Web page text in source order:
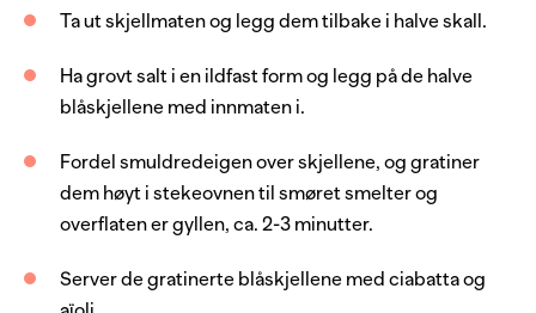
aïoli
Ta ut skjellmaten og legg dem tilbake i halve skall.
Ha grovt salt i en ildfast form og legg på de halve
blåskjellene med innmaten i.
Fordel smuldredeigen over skjellene, og gratiner
dem høyt i stekeovnen til smøret smelter og
overflaten er gyllen, ca. 2-3 minutter.
Server de gratinerte blåskjellene med ciabatta og